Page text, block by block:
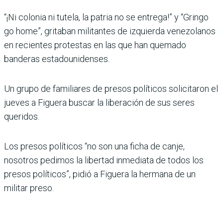
“¡Ni colonia ni tutela, la patria no se entrega!” y “Gringo
go home”, gritaban militantes de izquierda venezolanos
en recientes protestas en las que han quemado
banderas estadounidenses.
Un grupo de familiares de presos políticos solicitaron el
jueves a Figuera buscar la liberación de sus seres
queridos.
Los presos políticos “no son una ficha de canje,
nosotros pedimos la libertad inmediata de todos los
presos políticos”, pidió a Figuera la hermana de un
militar preso.